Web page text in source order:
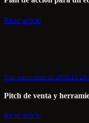
Read article
9 de septiembre de 2016
Pitch de venta y
Read article